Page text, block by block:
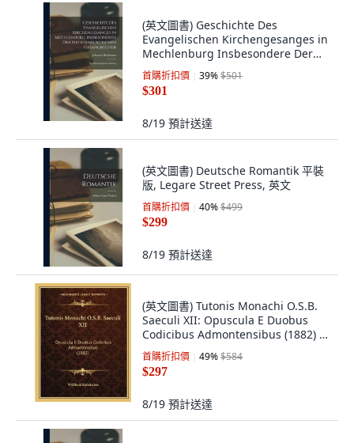
(英文圖書) Geschichte Des
Evangelischen Kirchengesanges in
Mechlenburg Insbesondere Der
Mecklenburgisch... 平裝版, Legare
Street Press, 英文
首購折扣價 39%$501
$301
8/19 預計送達
(英文圖書) Deutsche Romantik 平裝
版, Legare Street Press, 英文
首購折扣價 40%$499
$299
8/19 預計送達
(英文圖書) Tutonis Monachi O.S.B.
Saeculi XII: Opuscula E Duobus
Codicibus Admontensibus (1882) 平
裝版, Kessinger Publishing, 英文
首購折扣價 49%$584
$297
8/19 預計送達